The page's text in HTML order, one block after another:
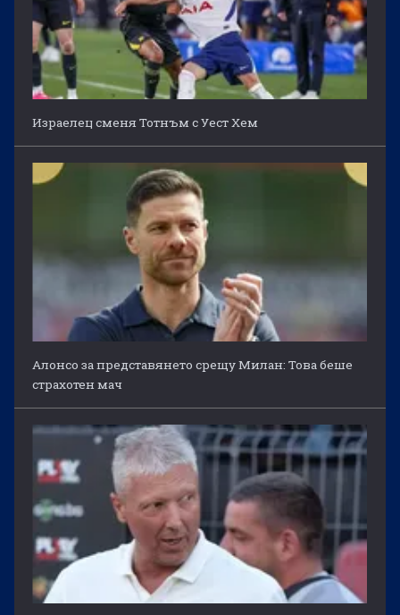
Израелец сменя Тотнъм с Уест Хем
Алонсо за представянето срещу Милан: Това беше
страхотен мач